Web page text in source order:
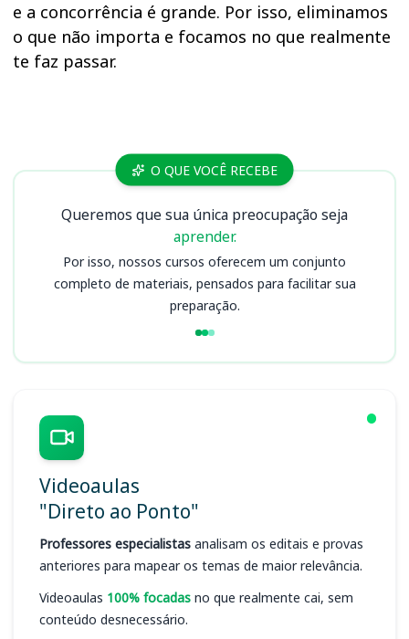
e a concorrência é grande. Por isso, eliminamos
o que não importa e focamos no que realmente
te faz passar.
Cursos O QUE VOCÊ RECEBE
Queremos que sua única preocupação seja
aprender.
Por isso, nossos cursos oferecem um conjunto
completo de materiais, pensados para facilitar sua
preparação.
Videoaulas
"Direto ao Ponto"
Professores especialistas analisam os editais e provas
anteriores para mapear os temas de maior relevância.
Videoaulas 100% focadas no que realmente cai, sem
conteúdo desnecessário.